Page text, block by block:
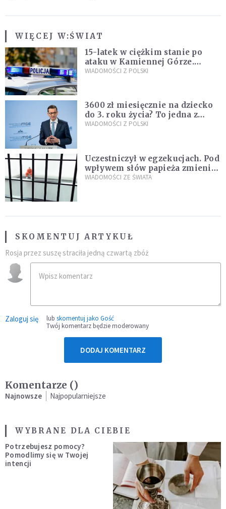
WIĘCEJ W:ŚWIAT
15-latek w ciężkim stanie po
ataku w Kamiennej Górze.
Policja zatrzymała dwóch
WIADOMOŚCI Z POLSKI
3600 zł miesięcznie na dziecko
do 3. roku życia? To jedna z
propozycji programu "Rozwój
WIADOMOŚCI Z POLSKI
Uczestniczył w egzekucjach. Pod
wpływem słów papieża zmienił
zdanie
WIADOMOŚCI ZE ŚWIATA
SKOMENTUJ ARTYKUŁ
Rosja przez suszę straciła jedną czwartą zbóż
Zaloguj się lub skomentuj jako Gość
Twój komentarz będzie moderowany
DODAJ KOMENTARZ
Komentarze ()
Najnowsze Najpopularniejsze
WYBRANE DLA CIEBIE
Potrzebujesz pomocy?
Pomodlimy się w Twojej
intencji